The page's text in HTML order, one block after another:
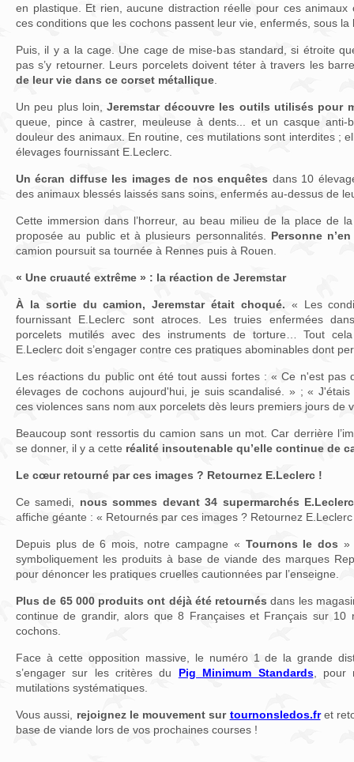
en plastique. Et rien, aucune distraction réelle pour ces animaux
ces conditions que les cochons passent leur vie, enfermés, sous
Puis, il y a la cage. Une cage de mise-bas standard, si étroite
pas s’y retourner. Leurs porcelets doivent téter à travers les
de leur vie dans ce corset métallique
Un peu plus loin,Jeremstar découvre les outils utilisés pour
queue, pince à castrer, meuleuse à dents... et un casque
douleur des animaux. En routine, ces mutilations sont interdites ;
élevages fournissant E.Leclerc.
Un écran diffuse les images de nos enquêtes dans 10
des animaux blessés laissés sans soins, enfermés au-dessus de
Cette immersion dans l’horreur, au beau milieu de la place de
proposée au public et à plusieurs personnalités. Personne
camion poursuit sa tournée à Rennes puis à Rouen.
« Une cruauté extrême » : la réaction de Jeremstar
À la sortie du camion, Jeremstar était choqué. « Les
fournissant E.Leclerc sont atroces. Les truies enfermées
porcelets mutilés avec des instruments de torture… Tout
E.Leclerc doit s’engager contre ces pratiques abominables dont
Les réactions du public ont été tout aussi fortes : « Ce n'est pas
élevages de cochons aujourd'hui, je suis scandalisé. » ; «
ces violences sans nom aux porcelets dès leurs premiers jours de
Beaucoup sont ressortis du camion sans un mot. Car derrière
se donner, il y a cette réalité insoutenable qu’elle continue de
Le cœur retourné par ces images ? Retournez E.Leclerc !
Ce samedi,
nous sommes devant 34 supermarchés
affiche géante : « Retournés par ces images ? Retournez
Depuis plus de 6 mois, notre campagne « Tournons le dos »
symboliquement les produits à base de viande des marques
pour dénoncer les pratiques cruelles cautionnées par l’enseigne.
Plus de 65 000 produits ont déjà été retournésdans les
continue de grandir, alors que 8 Françaises et Français sur 10
cochons.
Face à cette opposition massive, le numéro 1 de la grande
s’engager sur les critères du Pig Minimum Standards, pour
mutilations systématiques.
Vous aussi, rejoignez le mouvement sur tournonsledos.fret
base de viande lors de vos prochaines courses !